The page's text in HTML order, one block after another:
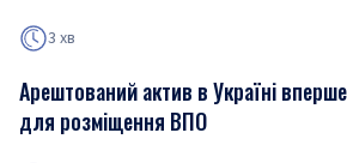
3 хв
Арештований актив в Україні
для розміщення ВПО